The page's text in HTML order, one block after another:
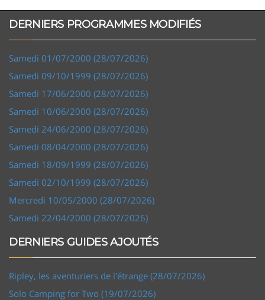
DERNIERS PROGRAMMES MODIFIÉS
Samedi 01/07/2000 (28/07/2026)
Samedi 09/10/1999 (28/07/2026)
Samedi 17/06/2000 (28/07/2026)
Samedi 10/06/2000 (28/07/2026)
Samedi 24/06/2000 (28/07/2026)
Samedi 08/04/2000 (28/07/2026)
Samedi 18/09/1999 (28/07/2026)
Samedi 02/10/1999 (28/07/2026)
Mercredi 10/05/2000 (28/07/2026)
Samedi 22/04/2000 (28/07/2026)
DERNIERS GUIDES AJOUTÉS
Ripley, les aventuriers de l'étrange (28/07/2026)
Solo Camping for Two (19/07/2026)